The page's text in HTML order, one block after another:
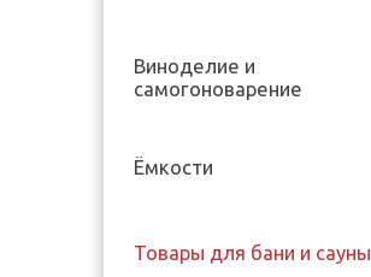
Виноделие и
самогоноварение
Ёмкости
Товары для бани и сауны